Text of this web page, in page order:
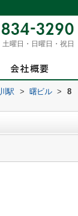
土曜日・日曜日・祝日
駅 > 曙ビル >
8